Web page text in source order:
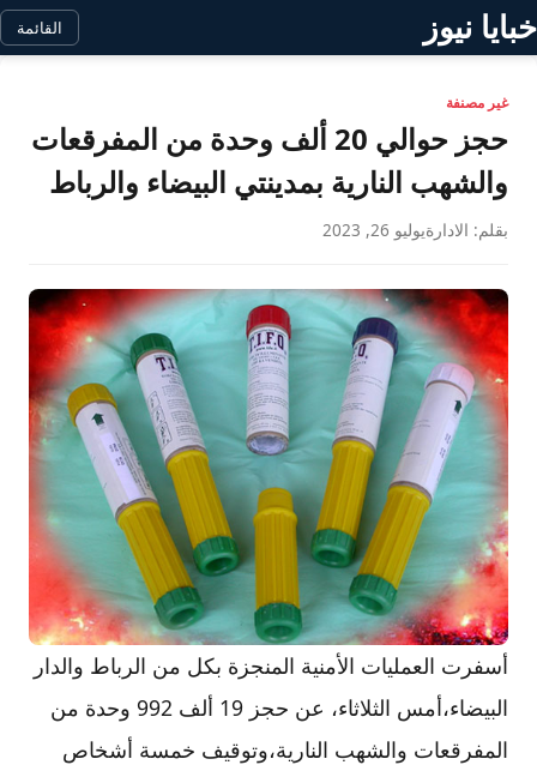
خبايا نيوز القائمة
غير مصنفة
حجز حوالي 20 ألف وحدة من المفرقعات
والشهب النارية بمدينتي البيضاء والرباط
بقلم: الادارةيوليو 26, 2023
أسفرت العمليات الأمنية المنجزة بكل من الرباط والدار
البيضاء،أمس الثلاثاء، عن حجز 19 ألف 992 وحدة من
المفرقعات والشهب النارية،وتوقيف خمسة أشخاص